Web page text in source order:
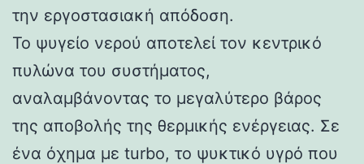
την εργοστασιακή απόδοση.
Το ψυγείο νερού αποτελεί τον κεντρικό
πυλώνα του συστήματος,
αναλαμβάνοντας το μεγαλύτερο βάρος
της αποβολής της θερμικής ενέργειας. Σε
ένα όχημα με turbo, το ψυκτικό υγρό που